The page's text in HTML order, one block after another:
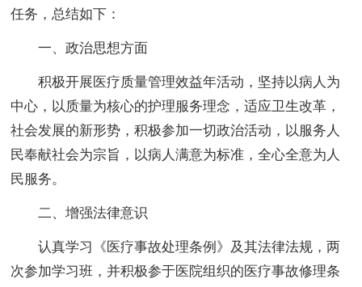
任务，总结如下：
一、政治思想方面
积极开展医疗质量管理效益年活动，坚持以病人为
中心，以质量为核心的护理服务理念，适应卫生改革，
社会发展的新形势，积极参加一切政治活动，以服务人
民奉献社会为宗旨，以病人满意为标准，全心全意为人
民服务。
二、增强法律意识
认真学习《医疗事故处理条例》及其法律法规，两
次参加学习班，并积极参于医院组织的医疗事故修理条